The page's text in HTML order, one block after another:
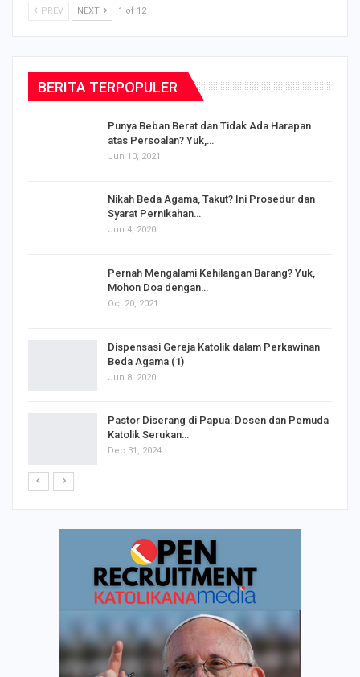
PREV NEXT 1 of 12
BERITA TERPOPULER
Punya Beban Berat dan Tidak Ada Harapan
atas Persoalan? Yuk,…
Jun 10, 2021
Nikah Beda Agama, Takut? Ini Prosedur dan
Syarat Pernikahan…
Jun 4, 2020
Pernah Mengalami Kehilangan Barang? Yuk,
Mohon Doa dengan…
Oct 20, 2021
Dispensasi Gereja Katolik dalam Perkawinan
Beda Agama (1)
Jun 8, 2020
Pastor Diserang di Papua: Dosen dan Pemuda
Katolik Serukan…
Dec 31, 2024